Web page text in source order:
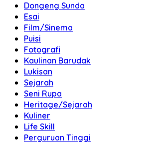
Dongeng Sunda
Esai
Film/Sinema
Puisi
Fotografi
Kaulinan Barudak
Lukisan
Sejarah
Seni Rupa
Heritage/Sejarah
Kuliner
Life Skill
Perguruan Tinggi